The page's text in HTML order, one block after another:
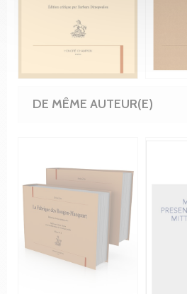
DE MÊME AUTEUR(E)